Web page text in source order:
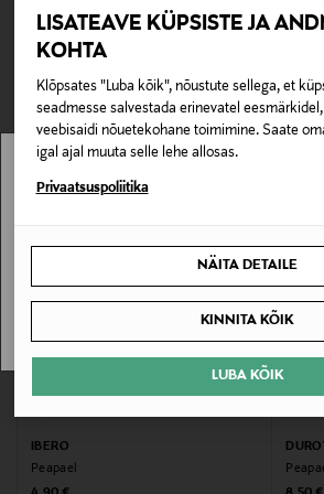
LISATEAVE KÜPSISTE JA
KOHTA
Klõpsates "Luba kõik", nõustute sellega, et
seadmesse salvestada erinevatel
veebisaidi nõuetekohane toimimine. Saate
igal ajal muuta selle lehe allosas.
Privaatsuspoliitika
NÄITA DETAILE
KINNITA KÕIK
LUBA KÕIK
Tootenumber
172613367
Värv
BLACK
Suurus
Valmistaja tootenumber
Tootja aadress
Tarnimine pakiautomaati või postkontorisse
0,00 € – 4,90 €
lepingust taganeda 30 päeva jooksul
kättesaamisest. Suletud pakendis toodete
pakendis kosmeetika- ja loodustooted
avamata originaalpakendis.
E-POE TAGASTUSED
TEISED KLIENDID
VAATASID KA
IBERO
Peapael
Stockmann pole Sinu riigis
SAAN ARU